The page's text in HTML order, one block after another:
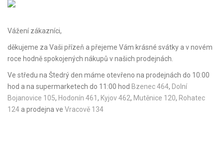
Vážení zákazníci,
děkujeme za Vaši přízeň a přejeme Vám krásné svátky a v novém
roce hodně spokojených nákupů v našich prodejnách.
Ve středu na Štedrý den máme otevřeno na prodejnách do 10:00
hod a na supermarketech do 11:00 hod Bzenec 464, Dolní
Bojanovice 105, Hodonín 461 , Kyjov 462, Mutěnice 120, Rohatec
124 a prodejna ve Vracově 134